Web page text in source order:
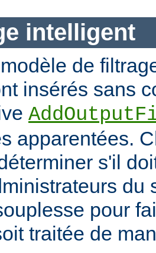
intelligent
de
insérés sans
apparentées.
s'il
du
pour
traitée de